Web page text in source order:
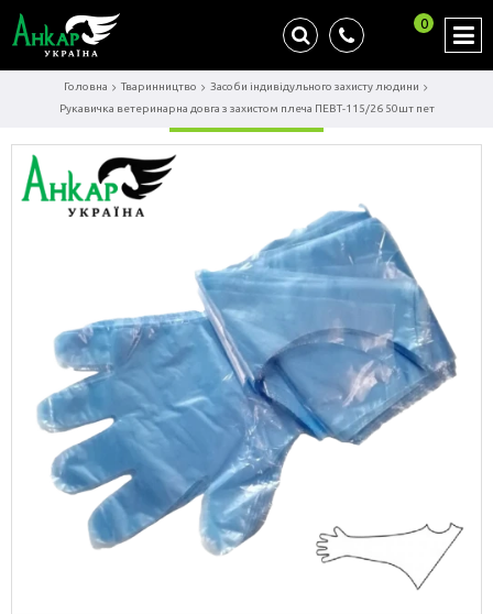
0
Головна Тваринництво
Засоби індивідульного захисту людини
Рукавичка ветеринарна довга з захистом плеча ПЕВТ-115/26 50шт пет